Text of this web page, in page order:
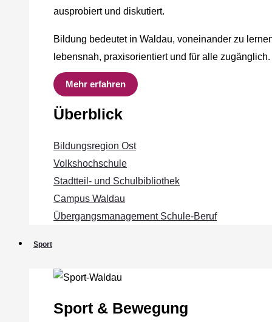
ausprobiert und diskutiert.
Bildung bedeutet in Waldau, voneinander zu
lebensnah, praxisorientiert und für alle zugänglich.
Mehr erfahren
Überblick
Bildungsregion Ost
Volkshochschule
Stadtteil- und Schulbibliothek
Campus Waldau
Übergangsmanagement Schule‐Beruf
Sport
Sport & Bewegung